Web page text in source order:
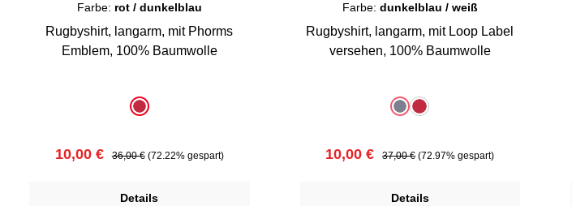
Farbe: rot / dunkelblau
Rugbyshirt, langarm, mit Phorms
Emblem, 100% Baumwolle
auswählenrot / dunkelblau
Verkaufspreis:
10,00 € Regulärer Preis:
36,00 € (72.22% gespart)
Details
Farbe: dunkelblau / weiß
Rugbyshirt, langarm, mit Loop Label
versehen, 100% Baumwolle
auswählendunkelblau / weiß
(Diese Option ist zurzeit nicht verfügbar.)
rot / dunkelblau
Verkaufspreis:
10,00 € Regulärer Preis:
37,00 € (72.97% gespart)
Details